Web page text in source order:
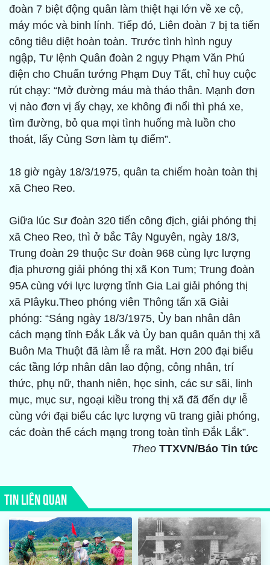
đoàn 7 biệt động quân làm thiệt hại lớn về xe cộ,
máy móc và binh lính. Tiếp đó, Liên đoàn 7 bị ta tiến
công tiêu diệt hoàn toàn. Trước tình hình nguy
ngập, Tư lệnh Quân đoàn 2 ngụy Phạm Văn Phú
điện cho Chuẩn tướng Phạm Duy Tất, chỉ huy cuộc
rút chạy: “Mở đường máu mà tháo thân. Mạnh đơn
vị nào đơn vị ấy chạy, xe không đi nổi thì phá xe,
tìm đường, bỏ qua mọi tình huống mà luồn cho
thoát, lấy Củng Sơn làm tụ điểm”.
18 giờ ngày 18/3/1975, quân ta chiếm hoàn toàn thị
xã Cheo Reo.
Giữa lúc Sư đoàn 320 tiến công địch, giải phóng thị
xã Cheo Reo, thì ở bắc Tây Nguyên, ngày 18/3,
Trung đoàn 29 thuộc Sư đoàn 968 cùng lực lượng
địa phương giải phóng thị xã Kon Tum; Trung đoàn
95A cùng với lực lượng tỉnh Gia Lai giải phóng thị
xã Plâyku.Theo phóng viên Thông tấn xã Giải
phóng: “Sáng ngày 18/3/1975, Ủy ban nhân dân
cách mạng tỉnh Đắk Lắk và Ủy ban quân quản thị xã
Buôn Ma Thuột đã làm lễ ra mắt. Hơn 200 đại biểu
các tầng lớp nhân dân lao động, công nhân, trí
thức, phụ nữ, thanh niên, học sinh, các sư sãi, linh
mục, mục sư, ngoại kiều trong thị xã đã đến dự lễ
cùng với đại biểu các lực lượng vũ trang giải phóng,
các đoàn thể cách mạng trong toàn tỉnh Đắk Lắk”.
Theo TTXVN/Báo Tin tức
TIN LIÊN QUAN